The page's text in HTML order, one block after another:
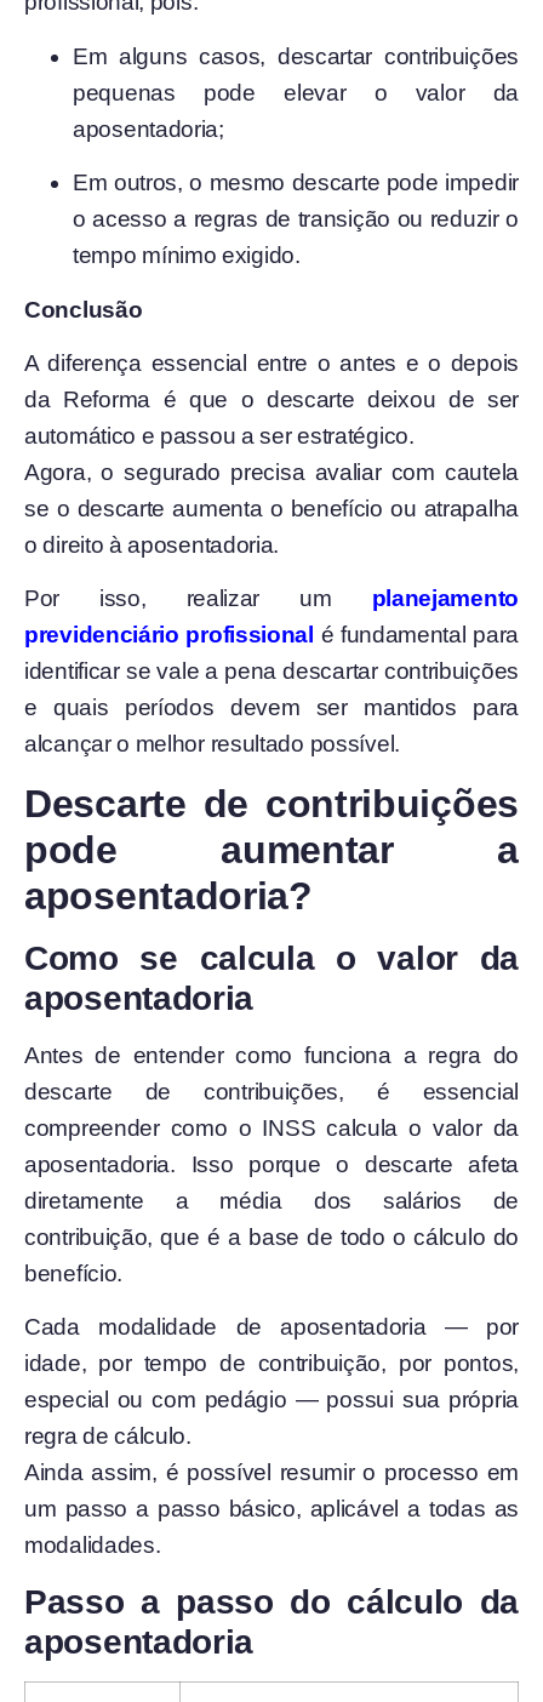
Em alguns casos, descartar contribuições
pequenas pode elevar o valor da
aposentadoria;
Em outros, o mesmo descarte pode impedir
o acesso a regras de transição ou reduzir o
tempo mínimo exigido.
Conclusão
A diferença essencial entre o antes e o depois
da Reforma é que o descarte deixou de ser
automático e passou a ser estratégico.
Agora, o segurado precisa avaliar com cautela
se o descarte aumenta o benefício ou atrapalha
o direito à aposentadoria.
Por isso, realizar um planejamento
previdenciário profissional é fundamental para
identificar se vale a pena descartar contribuições
e quais períodos devem ser mantidos para
alcançar o melhor resultado possível.
Descarte de contribuições
pode aumentar a
aposentadoria?
Como se calcula o valor da
aposentadoria
Antes de entender como funciona a regra do
descarte de contribuições, é essencial
compreender como o INSS calcula o valor da
aposentadoria. Isso porque o descarte afeta
diretamente a média dos salários de
contribuição, que é a base de todo o cálculo do
benefício.
Cada modalidade de aposentadoria — por
idade, por tempo de contribuição, por pontos,
especial ou com pedágio — possui sua própria
regra de cálculo.
Ainda assim, é possível resumir o processo em
um passo a passo básico, aplicável a todas as
modalidades.
Passo a passo do cálculo da
aposentadoria